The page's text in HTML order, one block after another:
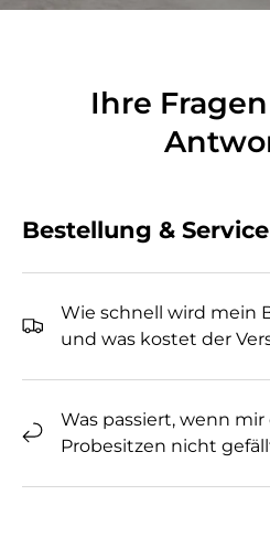
Ihre
Bestellung & Service
Wie schnell wird mein
und was kostet der
Was passiert, wenn
Probesitzen nicht